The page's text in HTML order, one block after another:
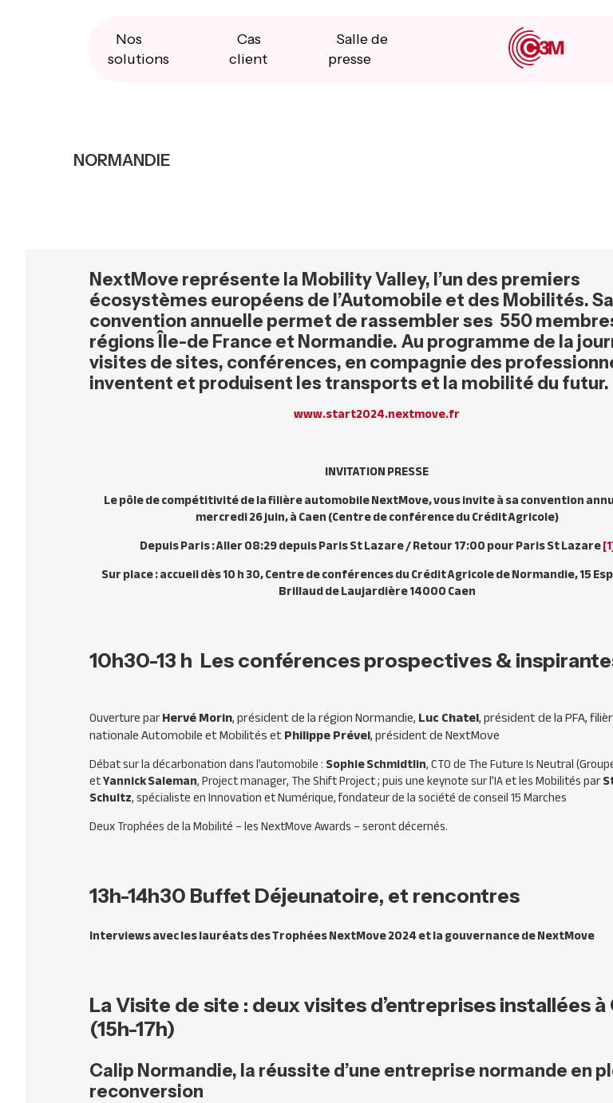
Nos
solutions
Cas
client
Salle de
presse
NORMANDIE
NextMove représente la Mobility Valley, l’un des premiers
écosystèmes européens de l’Automobile et des Mobilités. Sa
convention annuelle permet de rassembler ses 550
régions Île-de France et Normandie. Au programme de la
visites de sites, conférences, en compagnie des
inventent et produisent les transports et la mobilité du futur.
www.start2024.nextmove.fr
INVITATION PRESSE
Le pôle de compétitivité de la filière automobile NextMove, vous invite à sa convention
mercredi 26 juin, à Caen (Centre de conférence du Crédit Agricole)
Depuis Paris : Aller 08:29 depuis Paris St Lazare / Retour 17:00 pour Paris St Lazare
Sur place : accueil dès 10 h 30, Centre de conférences du Crédit Agricole de Normandie, 15
Brillaud de Laujardière 14000 Caen
10h30-13 h Les conférences prospectives &
Ouverture parHervé Morin, président de la région Normandie,Luc Chatel, président de la PFA,
nationale Automobile et Mobilités etPhilippe Prével, président de NextMove
Débat sur la décarbonation dans l’automobile :Sophie Schmidtlin, CTO de The Future Is Neutral
etYannick Saleman, Project manager, The Shift Project ; puis une keynote sur l’IA et les Mobilités par
Schultz, spécialiste en Innovation et Numérique, fondateur de la société de conseil 15 Marches
Deux Trophées de la Mobilité – les NextMove Awards – seront décernés.
13h-14h30 Buffet Déjeunatoire, et rencontres
Interviews avec les lauréats des Trophées NextMove 2024 et la gouvernance de NextMove
La Visite de site : deux visites d’entreprises installées à
(15h-17h)
Calip Normandie, la réussite d’une entreprise normande en
reconversion